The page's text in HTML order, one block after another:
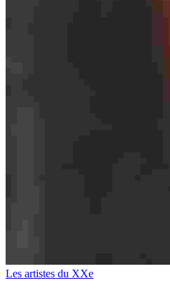
Les artistes du XXe